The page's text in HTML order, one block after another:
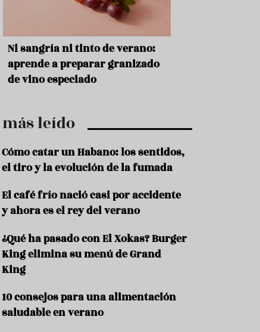
t
r
i
R
c
e
t
s
l
u
r
Ni sangría ni tinto de verano:
aprende a preparar granizado
de vino especiado
más leído
Cómo catar un Habano: los sentidos,
el tiro y la evolución de la fumada
El café frío nació casi por accidente
y ahora es el rey del verano
¿Qué ha pasado con El Xokas? Burger
King elimina su menú de Grand
King
10 consejos para una alimentación
saludable en verano